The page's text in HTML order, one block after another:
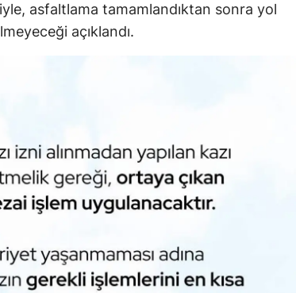
asfaltlama tamamlandıktan sonra yol
açıklandı.